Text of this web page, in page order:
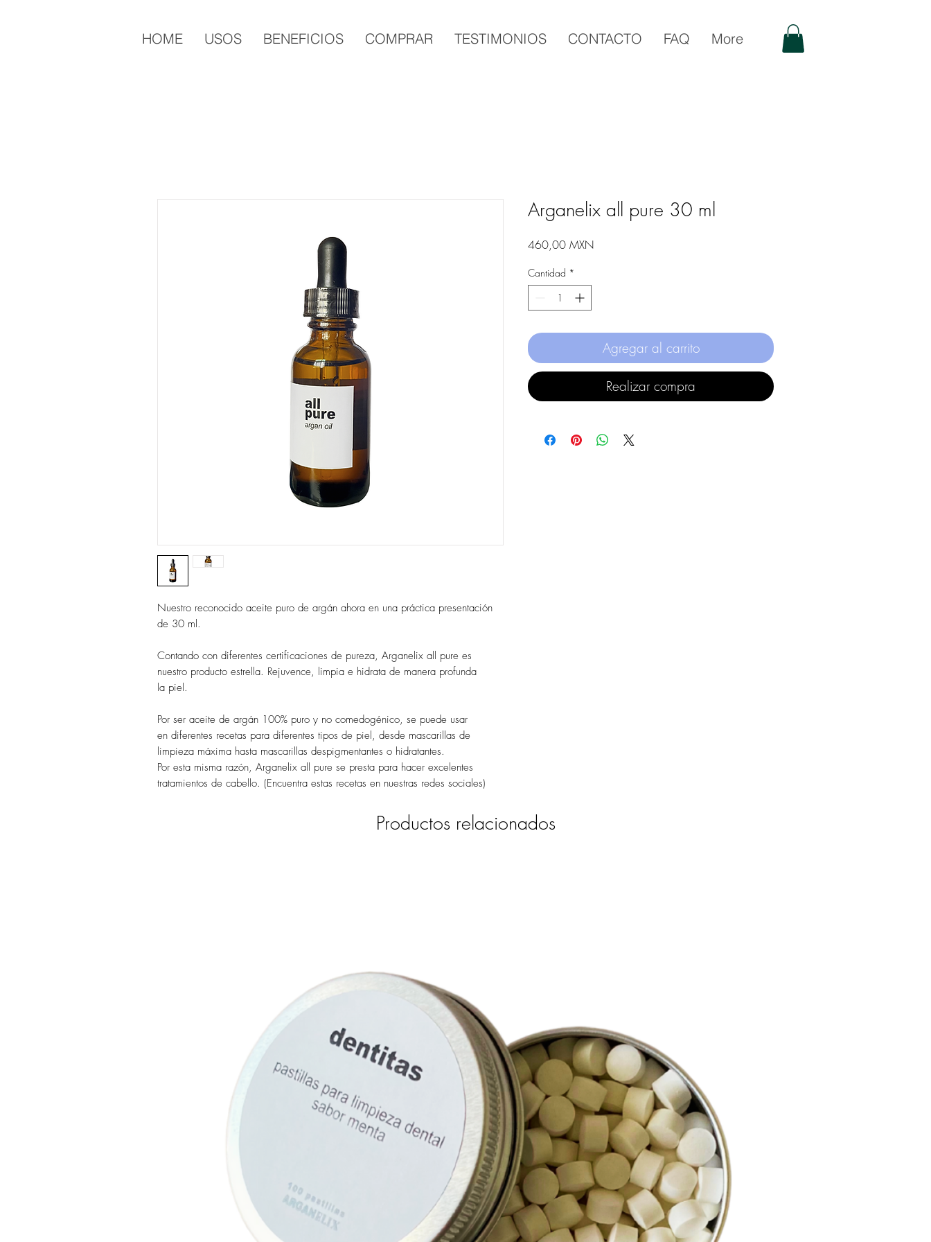
HOME USOS BENEFICIOS COMPRAR TESTIMONIOS CONTACTO FAQ More
Nuestro reconocido aceite puro de argán ahora en una práctica presentación
de 30 ml.
Contando con diferentes certificaciones de pureza, Arganelix all pure es
nuestro producto estrella. Rejuvence, limpia e hidrata de manera profunda
la piel.
Por ser aceite de argán 100% puro y no comedogénico, se puede usar
en diferentes recetas para diferentes tipos de piel, desde mascarillas de
limpieza máxima hasta mascarillas despigmentantes o hidratantes.
Por esta misma razón, Arganelix all pure se presta para hacer excelentes
tratamientos de cabello. (Encuentra estas recetas en nuestras redes sociales)
Arganelix all pure 30 ml
460,00 MXNPrecio
Cantidad *
Agregar al carrito
Realizar compra
Productos relacionados